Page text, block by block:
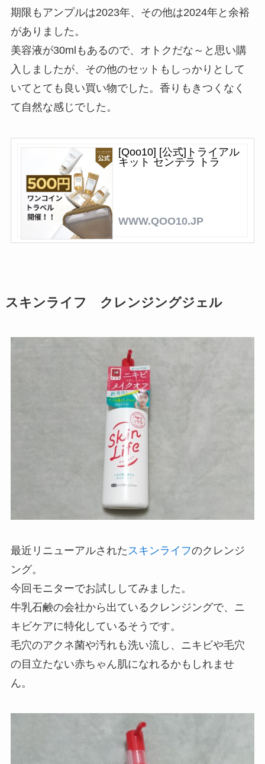
期限もアンプルは2023年、その他は2024年と余裕
がありました。
美容液が30mlもあるので、オトクだな～と思い購
入しましたが、その他のセットもしっかりとして
いてとても良い買い物でした。香りもきつくなく
て自然な感じでした。
[Qoo10] [公式]トライアル
キット センテラ トラ
WWW.QOO10.JP
スキンライフ クレンジングジェル
最近リニューアルされた スキンライフのクレンジ
ング。
今回モニターでお試ししてみました。
牛乳石鹸の会社から出ているクレンジングで、ニ
キビケアに特化しているそうです。
毛穴のアクネ菌や汚れも洗い流し、ニキビや毛穴
の目立たない赤ちゃん肌になれるかもしれませ
ん。